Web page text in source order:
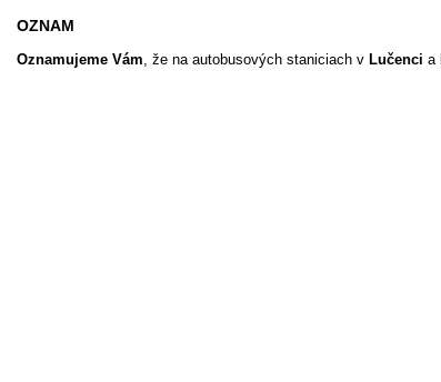
OZNAM
Oznamujeme Vám, že na autobusových staniciach v Lučenci a